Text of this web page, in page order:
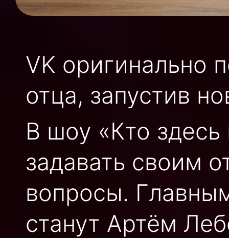
VK оригинально
отца, запустив
В шоу «Кто здесь
задавать своим
вопросы.
станут Артём